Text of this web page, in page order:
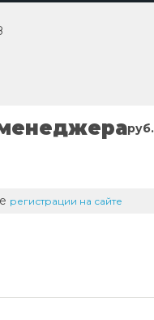
руб.
регистрации на сайте